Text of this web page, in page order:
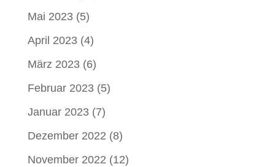
Mai 2023(5)
April 2023(4)
März 2023(6)
Februar 2023(5)
Januar 2023(7)
Dezember 2022 (8)
November 2022 (12)